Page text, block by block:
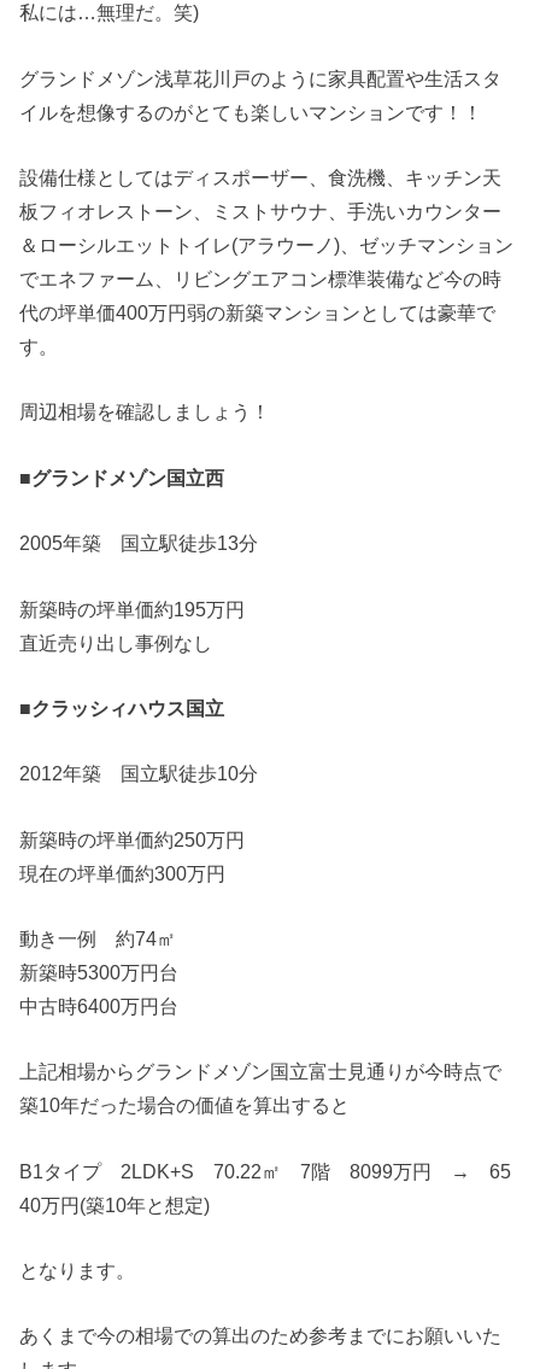
私には…無理だ。笑)
グランドメゾン浅草花川戸のように家具配置や生活スタ
イルを想像するのがとても楽しいマンションです！！
設備仕様としてはディスポーザー、食洗機、キッチン天
板フィオレストーン、ミストサウナ、手洗いカウンター
＆ローシルエットトイレ(アラウーノ)、ゼッチマンション
でエネファーム、リビングエアコン標準装備など今の時
代の坪単価400万円弱の新築マンションとしては豪華で
す。
周辺相場を確認しましょう！
■グランドメゾン国立西
2005年築 国立駅徒歩13分
新築時の坪単価約195万円
直近売り出し事例なし
■クラッシィハウス国立
2012年築 国立駅徒歩10分
新築時の坪単価約250万円
現在の坪単価約300万円
動き一例 約74㎡
新築時5300万円台
中古時6400万円台
上記相場からグランドメゾン国立富士見通りが今時点で
築10年だった場合の価値を算出すると
B1タイプ 2LDK+S 70.22㎡ 7階 8099万円 → 65
40万円(築10年と想定)
となります。
あくまで今の相場での算出のため参考までにお願いいた